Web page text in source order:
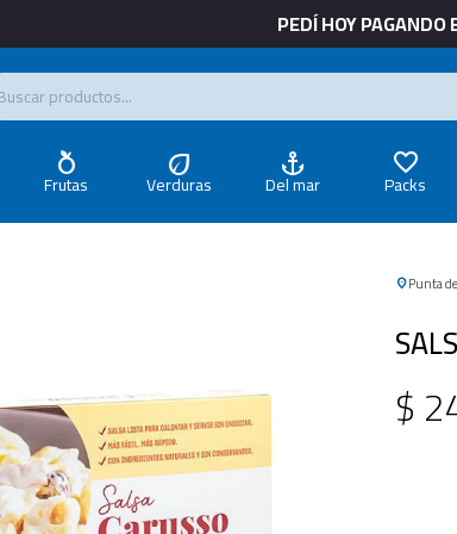
PEDÍ HOY
Frutas Verduras Del mar Packs
Punta
$